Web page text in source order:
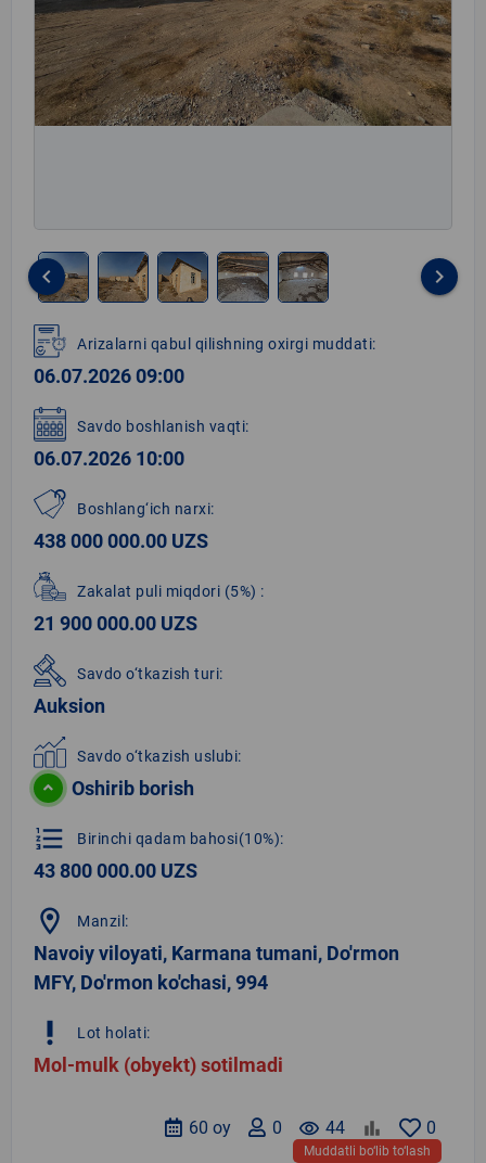
1
of
5
keyboard_arrow_left keyboard_arrow_right
Arizalarni qabul qilishning oxirgi muddati:
06.07.2026 09:00
Savdo boshlanish vaqti:
06.07.2026 10:00
Boshlang‘ich narxi:
438 000 000.00 UZS
Zakalat puli miqdori (5%) :
21 900 000.00 UZS
Savdo o‘tkazish turi:
Auksion
Savdo o‘tkazish uslubi:
Oshirib borish
format_list_numbered Birinchi qadam bahosi(10%):
43 800 000.00 UZS
location_on Manzil:
Navoiy viloyati, Karmana tumani, Do'rmon
MFY, Do'rmon ko'chasi, 994
priority_high Lot holati:
Mol-mulk (obyekt) sotilmadi
0
remove_red_eye 44
0
60 oy
Muddatli bo‘lib to‘lash